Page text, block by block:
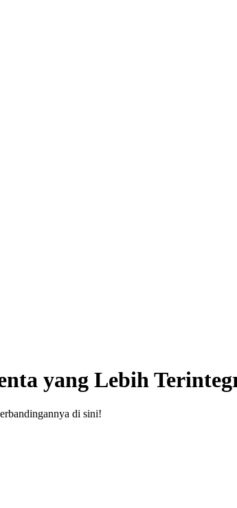
yang Lebih
di sini!